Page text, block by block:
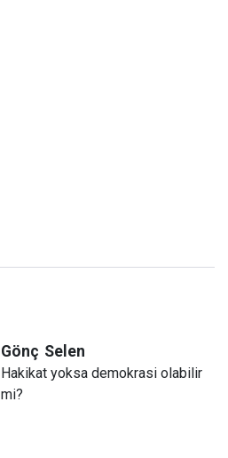
Gönç Selen
Hakikat yoksa demokrasi olabilir
mi?